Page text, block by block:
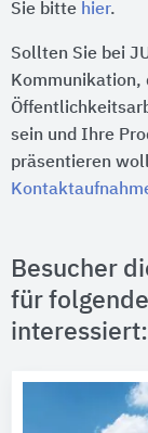
Sie bitte hier.
Sollten Sie bei
Kommunikation,
sein und Ihre
präsentieren
Besucher
für
interessiert: